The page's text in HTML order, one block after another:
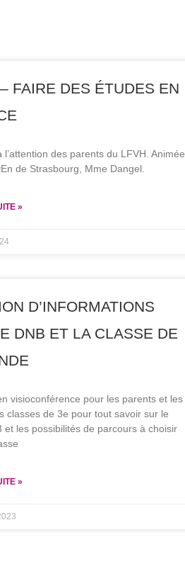
FAIRE DES ÉTUDES EN
l’attention des parents du LFVH. Animée
de Strasbourg, Mme Dangel.
»
D’INFORMATIONS
DNB ET LA CLASSE DE
visioconférence pour les parents et les
classes de 3e pour tout savoir sur le
et les possibilités de parcours à choisir
»